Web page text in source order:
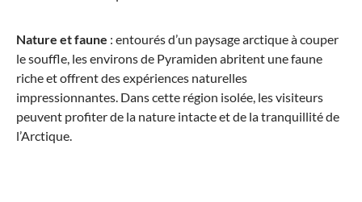
Nature et faune : entourés d’un paysage arctique à couper
le souffle, les environs de Pyramiden abritent une faune
riche et offrent des expériences naturelles
impressionnantes. Dans cette région isolée, les visiteurs
peuvent profiter de la nature intacte et de la tranquillité de
l’Arctique.